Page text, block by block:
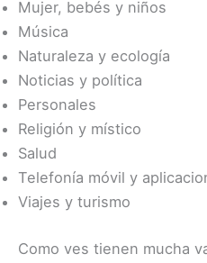
Mujer, bebés y niños
Música
Naturaleza y ecología
Noticias y política
Personales
Religión y místico
Salud
Telefonía móvil y
Viajes y turismo
Como ves tienen mucha